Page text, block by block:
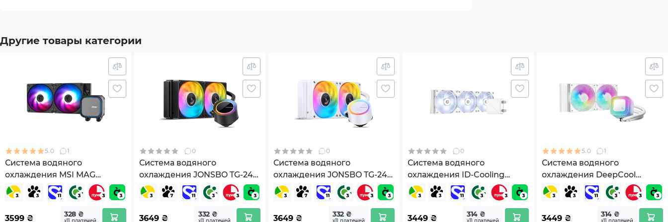
реальные фото, быструю доставку по Киеву и всей Украине, а также официальную гарантию на 12
месяцев. Цена Xilence LiQuRizer 240 PRO вас приятно удивит — делайте выбор в пользу качества и
надежности вместе с Artline!
Длина патрубков
Количество вентиляторов
Диаметр вентиляторов 120 мм
Cкорость вращения вентилятора 500 - 1500 об/мин
Воздушный поток вентилятора
Тип подшипника Гидродинамический
Уровень шума 22~24 dBA
Другие товары категории
5.0 1
Система водяного
охлаждения MSI MAG
CoreLiquid A13 240
3599 ₴ 328 ₴
х11 платежей
0
Система водяного
охлаждения JONSBO TG-240
Black
3649 ₴ 332 ₴
х11 платежей
0
Система водяного
охлаждения JONSBO TG-240
White
3649 ₴ 332 ₴
х11 платежей
0
Система водяного
охлаждения ID-Cooling
Dashflow 360 Basic White
3449 ₴ 314 ₴
х11 платежей
5.0 1
Система водяного
охлаждения DeepCool
LE240 WH V2 (R-LE240-
WHAMMN-G-2)
3449 ₴ 314 ₴
х11 платежей